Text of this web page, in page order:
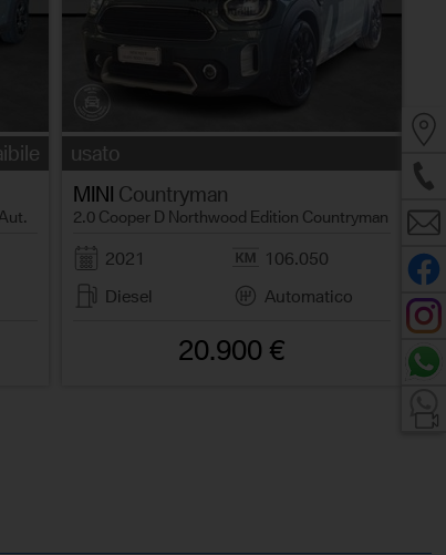
usato
MINI Countryman
2.0 Cooper D Northwood Edition Countryman
2021
106.050
Diesel
Automatico
20.900 €